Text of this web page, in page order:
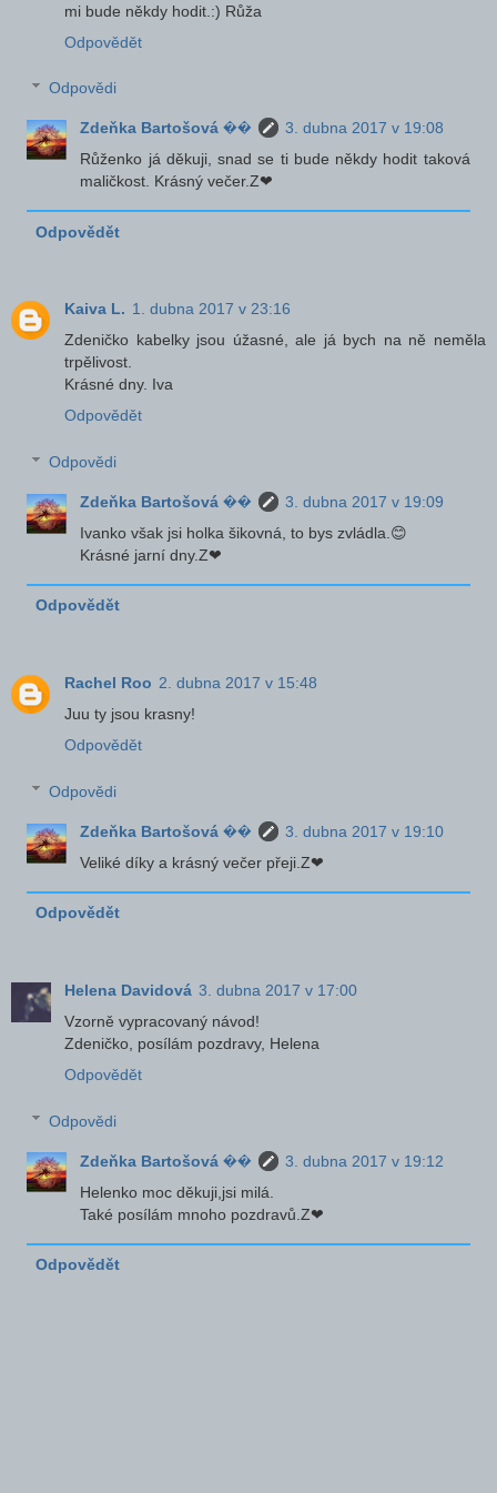
mi bude někdy hodit.:) Růža
Odpovědět
Odpovědi
Zdeňka Bartošová ��
3. dubna 2017 v 19:08
Růženko já děkuji, snad se ti bude někdy hodit taková
maličkost. Krásný večer.Z❤
Odpovědět
Kaiva L. 1. dubna 2017 v 23:16
Zdeničko kabelky jsou úžasné, ale já bych na ně neměla
trpělivost.
Krásné dny. Iva
Odpovědět
Odpovědi
Zdeňka Bartošová ��
3. dubna 2017 v 19:09
Ivanko však jsi holka šikovná, to bys zvládla.😊
Krásné jarní dny.Z❤
Odpovědět
Rachel Roo 2. dubna 2017 v 15:48
Juu ty jsou krasny!
Odpovědět
Odpovědi
Zdeňka Bartošová ��
3. dubna 2017 v 19:10
Veliké díky a krásný večer přeji.Z❤
Odpovědět
Helena Davidová 3. dubna 2017 v 17:00
Vzorně vypracovaný návod!
Zdeničko, posílám pozdravy, Helena
Odpovědět
Odpovědi
Zdeňka Bartošová ��
3. dubna 2017 v 19:12
Helenko moc děkuji,jsi milá.
Také posílám mnoho pozdravů.Z❤
Odpovědět